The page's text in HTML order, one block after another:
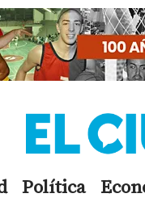
Política